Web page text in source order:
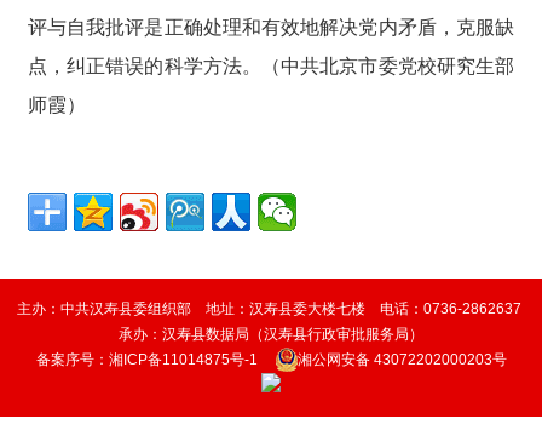
评与自我批评是正确处理和有效地解决党内矛盾，克服缺
点，纠正错误的科学方法。（中共北京市委党校研究生部
师霞）
主办：中共汉寿县委组织部 地址：汉寿县委大楼七楼 电话：0736-2862637
承办： 汉寿县数据局（汉寿县行政审批服务局 ）
备案序号： 湘ICP备11014875号-1 湘公网安备 43072202000203号